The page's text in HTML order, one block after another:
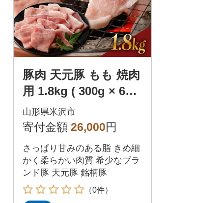
豚肉 天元豚 もも 焼肉
用 1.8kg ( 300g × 6パ
ック )
山形県米沢市
寄付金額 26,000円
さっぱり甘みのある脂 きめ細
かく柔らかい肉質 希少なブラ
ンド豚 天元豚 銘柄豚
（0件）